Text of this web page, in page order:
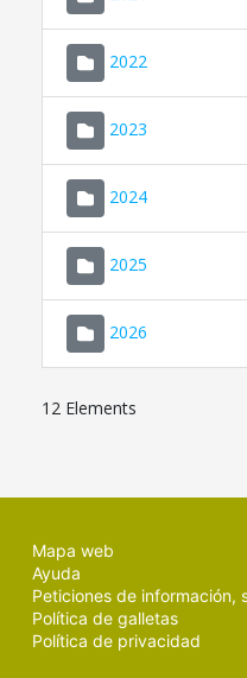
2022
2023
2024
2025
2026
12 Elements
Mapa web
Ayuda
Peticiones de información,
Política de galletas
Política de privacidad